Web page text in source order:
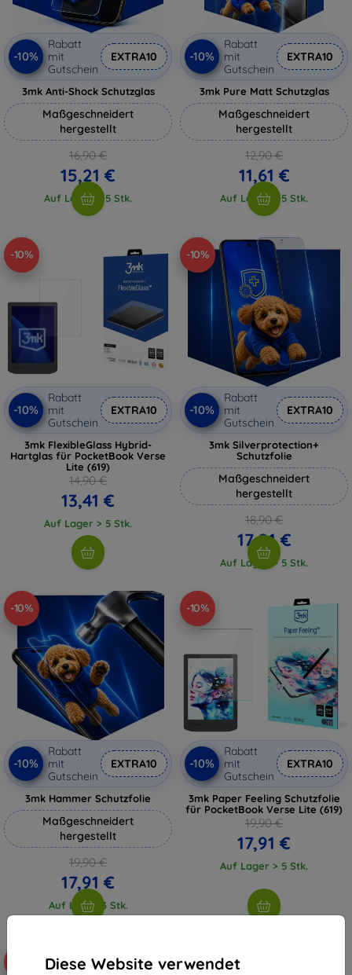
Diese Website verwendet
-10%
Rabatt
mit
Gutschein
EXTRA10
3mk Anti-Shock Schutzglas
Maßgeschneidert
hergestellt
16,90 €
15,21 €
Auf Lager > 5 Stk.
-10%
Rabatt
mit
Gutschein
EXTRA10
3mk Pure Matt Schutzglas
Maßgeschneidert
hergestellt
12,90 €
11,61 €
Auf Lager > 5 Stk.
-10%
-10%
Rabatt
mit
Gutschein
EXTRA10
3mk FlexibleGlass Hybrid-
Hartglas für PocketBook Verse
Lite (619)
14,90 €
13,41 €
Auf Lager > 5 Stk.
-10%
-10%
Rabatt
mit
Gutschein
EXTRA10
3mk Silverprotection+
Schutzfolie
Maßgeschneidert
hergestellt
18,90 €
17,01 €
Auf Lager > 5 Stk.
-10%
-10%
Rabatt
mit
Gutschein
EXTRA10
3mk Hammer Schutzfolie
Maßgeschneidert
hergestellt
19,90 €
17,91 €
Auf Lager 3 Stk.
-10%
-10%
Rabatt
mit
Gutschein
EXTRA10
3mk Paper Feeling Schutzfolie
für PocketBook Verse Lite (619)
19,90 €
17,91 €
Auf Lager > 5 Stk.